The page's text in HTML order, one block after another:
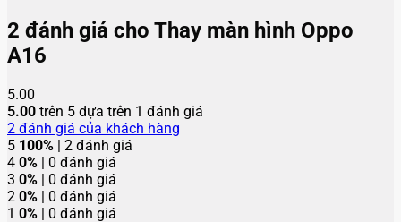
2 đánh giá cho Thay màn hình Oppo
A16
5.00
5.00 trên 5 dựa trên 1 đánh giá
2 đánh giá của khách hàng
5 100% | 2 đánh giá
4 0% | 0 đánh giá
3 0% | 0 đánh giá
2 0% | 0 đánh giá
1 0% | 0 đánh giá